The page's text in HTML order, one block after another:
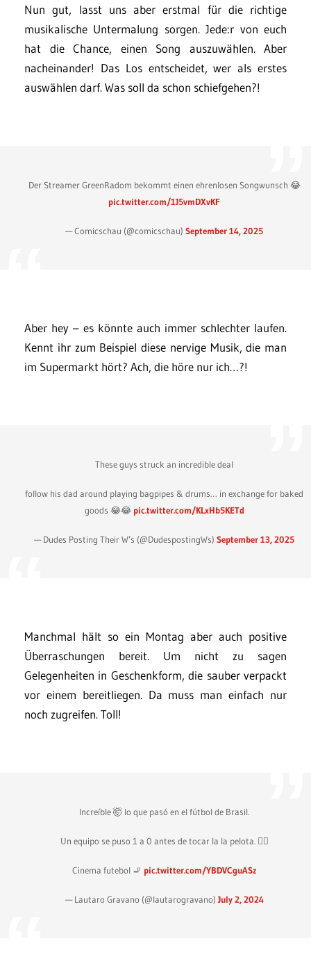
Nun gut, lasst uns aber erstmal für die richtige
musikalische Untermalung sorgen. Jede:r von euch
hat die Chance, einen Song auszuwählen. Aber
nacheinander! Das Los entscheidet, wer als erstes
auswählen darf. Was soll da schon schiefgehen?!
Der Streamer GreenRadom bekommt einen ehrenlosen Songwunsch 😂
pic.twitter.com/1J5vmDXvKF
— Comicschau (@comicschau)September 14, 2025
Aber hey – es könnte auch immer schlechter laufen.
Kennt ihr zum Beispiel diese nervige Musik, die man
im Supermarkt hört? Ach, die höre nur ich…?!
These guys struck an incredible deal
follow his dad around playing bagpipes & drums… in exchange for baked
goods 😂😂 pic.twitter.com/KLxHb5KETd
— Dudes Posting Their W’s (@DudespostingWs)September 13, 2025
Manchmal hält so ein Montag aber auch positive
Überraschungen bereit. Um nicht zu sagen
Gelegenheiten in Geschenkform, die sauber verpackt
vor einem bereitliegen. Da muss man einfach nur
noch zugreifen. Toll!
Increíble 🤯 lo que pasó en el fútbol de Brasil.
Un equipo se puso 1 a 0 antes de tocar la la pelota. 😵‍💫
Cinema futebol 🚬 pic.twitter.com/YBDVCguASz
— Lautaro Gravano (@lautarogravano)July 2, 2024